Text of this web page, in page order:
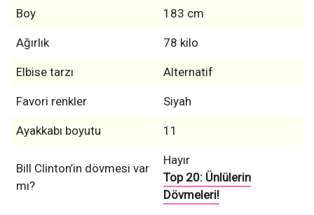
Boy 183 cm
Ağırlık 78 kilo
Elbise tarzı Alternatif
Favori renkler Siyah
Ayakkabı boyutu 11
Bill Clinton’in dövmesi var
mı?
Hayır
Top 20: Ünlülerin
Dövmeleri!